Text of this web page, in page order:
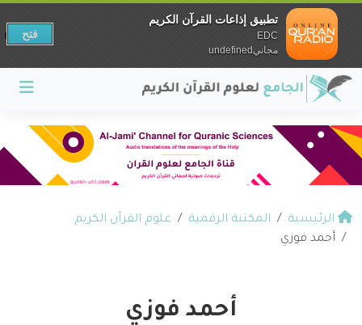
الرئيسية المكتبة الرقمية
علوم القرآن الكريم
أحمد فوزي
أحمد فوزي
تطبيق إذاعات القرآن الكريم
EDC
مجانيundefined
فتح